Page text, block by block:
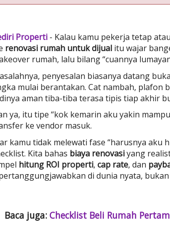
Properti - Kalau kamu pekerja tetap
renovasi rumah untuk dijual itu wajar
rumah, lalu bilang “cuannya
penyesalan biasanya datang
mulai berantakan. Cat nambah,
aman tiba-tiba terasa tipis tiap akhir
ya, itu tipe “kok kemarin aku yakin
ke vendor masuk.
kamu tidak melewati fase “harusnya aku
Kita bahas biaya renovasiyang
hitung ROI properti, cap rate, dan
di dunia nyata,
Baca juga: Checklist Beli Rumah